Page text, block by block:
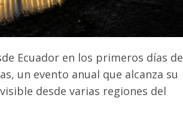
Ecuador en los primeros días de
un evento anual que alcanza su
desde varias regiones del